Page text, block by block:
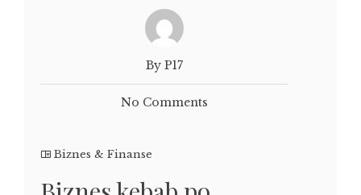
By P17
No Comments
Biznes & Finanse